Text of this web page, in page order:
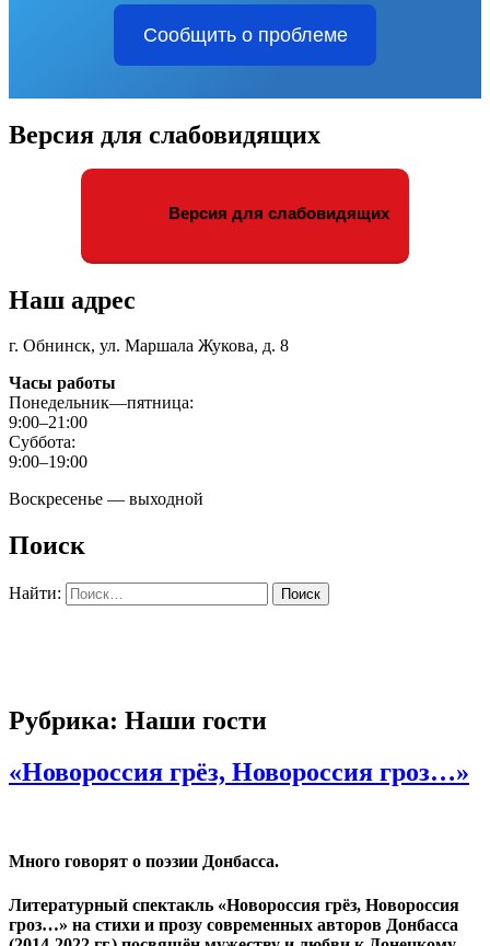
Сообщить о проблеме
Версия для слабовидящих
Версия для слабовидящих
Наш адрес
г. Обнинск, ул. Маршала Жукова, д. 8
Часы работы
Понедельник—пятница:
9:00–21:00
Суббота:
9:00–19:00
Воскресенье — выходной
Поиск
Найти:
Рубрика: Наши гости
«Новороссия грёз, Новороссия гроз…»
Много говорят о поэзии Донбасса.
Литературный спектакль «Новороссия грёз, Новороссия
гроз…» на стихи и прозу современных авторов Донбасса